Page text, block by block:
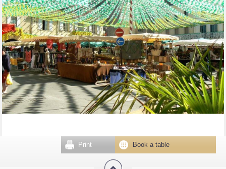
Book a table
Print